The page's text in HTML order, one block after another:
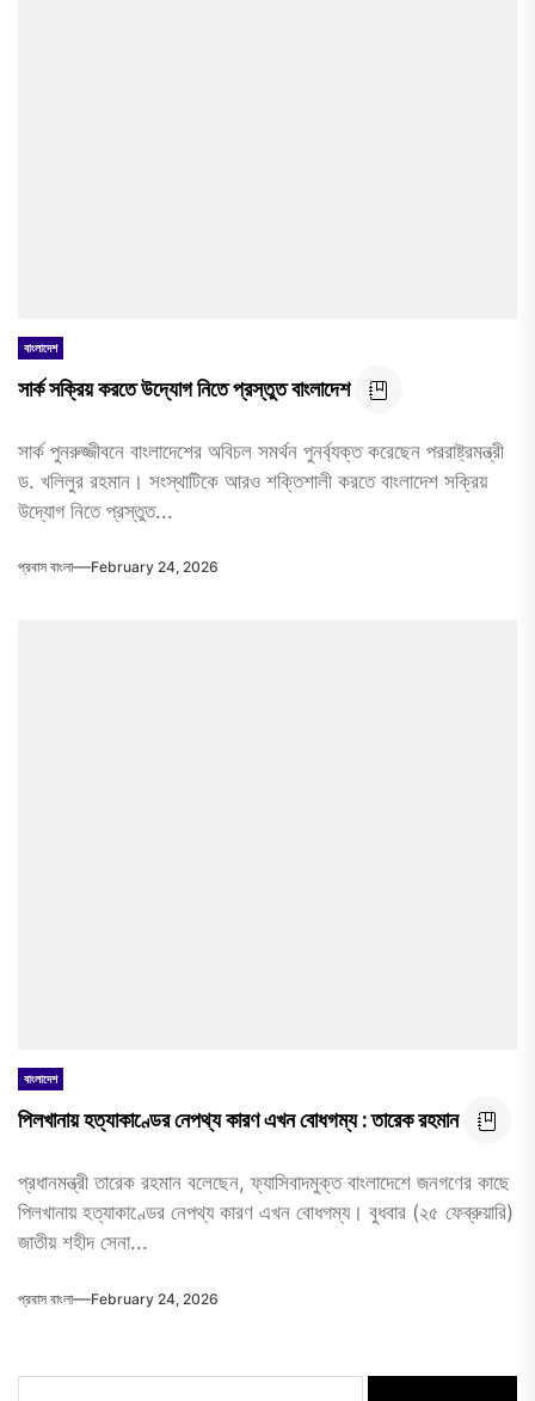
বাংলাদেশ
সার্ক সক্রিয় করতে উদ্যোগ নিতে প্রস্তুত বাংলাদেশ
সার্ক পুনরুজ্জীবনে বাংলাদেশের অবিচল সমর্থন পুনর্ব্যক্ত করেছেন পররাষ্ট্রমন্ত্রী
ড. খলিলুর রহমান। সংস্থাটিকে আরও শক্তিশালী করতে বাংলাদেশ সক্রিয়
উদ্যোগ নিতে প্রস্তুত...
প্রবাস বাংলা February 24, 2026
বাংলাদেশ
পিলখানায় হত্যাকাণ্ডের নেপথ্য কারণ এখন বোধগম্য : তারেক রহমান
প্রধানমন্ত্রী তারেক রহমান বলেছেন, ফ্যাসিবাদমুক্ত বাংলাদেশে জনগণের কাছে
পিলখানায় হত্যাকাণ্ডের নেপথ্য কারণ এখন বোধগম্য। বুধবার (২৫ ফেব্রুয়ারি)
জাতীয় শহীদ সেনা...
প্রবাস বাংলা February 24, 2026